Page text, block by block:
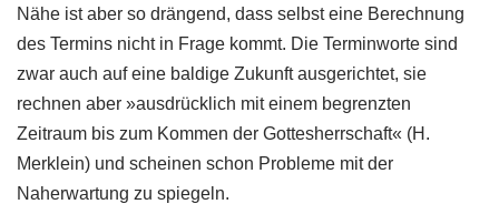
Nähe ist aber so drängend, dass selbst eine Berechnung
des Termins nicht in Frage kommt. Die Terminworte sind
zwar auch auf eine baldige Zukunft ausgerichtet, sie
rechnen aber »ausdrücklich mit einem begrenzten
Zeitraum bis zum Kommen der Gottesherrschaft« (H.
Merklein) und scheinen schon Probleme mit der
Naherwartung zu spiegeln.